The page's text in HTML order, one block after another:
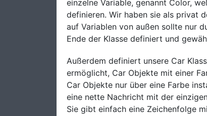
einzelne Variable, genannt Color,
definieren. Wir haben sie als privat
auf Variablen von außen sollte nur
Ende der Klasse definiert und
Außerdem definiert unsere Car
ermöglicht, Car Objekte mit einer
Car Objekte nur über eine Farbe
eine nette Nachricht mit der
Sie gibt einfach eine Zeichenfolge